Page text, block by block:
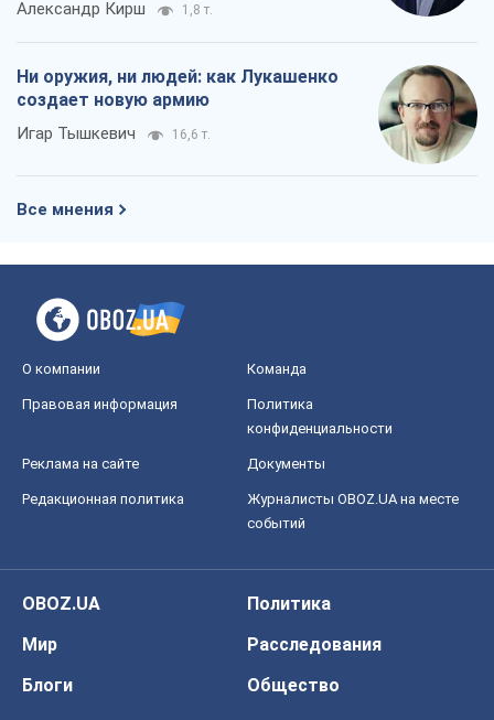
Александр Кирш 1,8 т.
Ни оружия, ни людей: как Лукашенко
создает новую армию
Игар Тышкевич 16,6 т.
Все мнения
О компании Команда
Правовая информация
Политика
конфиденциальности
Реклама на сайте Документы
Редакционная политика
Журналисты OBOZ.UA на месте
событий
OBOZ.UA
Политика
Мир
Расследования
Блоги
Общество